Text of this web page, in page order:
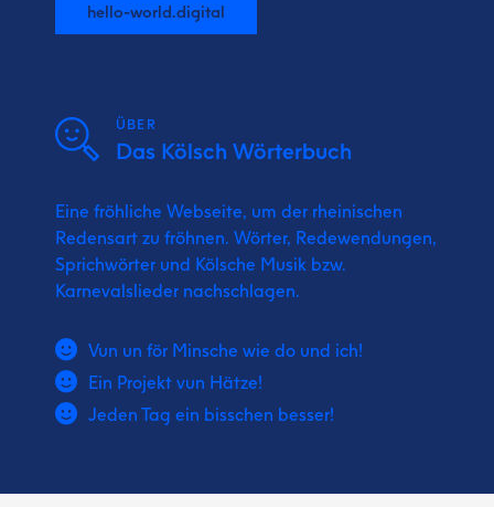
hello-world.digital
ÜBER
Das Kölsch Wörterbuch
Eine fröhliche Webseite, um der rheinischen
Redensart zu fröhnen. Wörter, Redewendungen,
Sprichwörter und Kölsche Musik bzw.
Karnevalslieder nachschlagen.
Vun un för Minsche wie do und ich!
Ein Projekt vun Hätze!
Jeden Tag ein bisschen besser!